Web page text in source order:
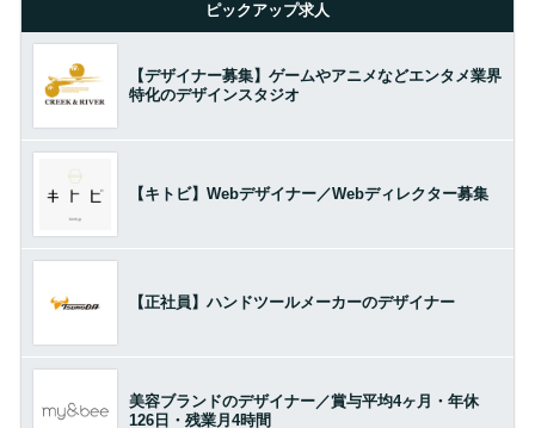
ピックアップ求人
【デザイナー募集】ゲームやアニメなどエンタメ業界
特化のデザインスタジオ
【キトビ】Webデザイナー／Webディレクター募集
【正社員】ハンドツールメーカーのデザイナー
美容ブランドのデザイナー／賞与平均4ヶ月・年休
126日・残業月4時間